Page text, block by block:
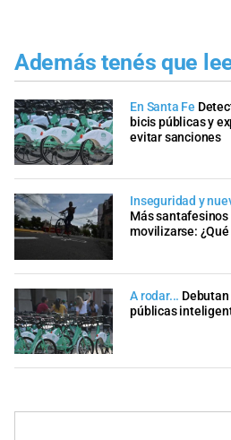
Además tenés que
En Santa Fe
bicis públicas y
evitar sanciones
Inseguridad y
Más
movilizarse:
A rodar...
públicas